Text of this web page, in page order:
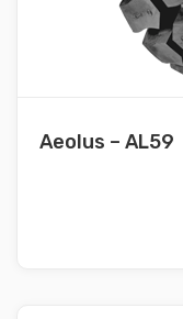
Aeolus – AL59